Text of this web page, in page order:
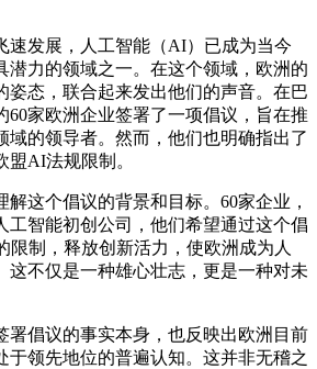
发展，人工智能（AI）已成为当今
潜力的领域之一。在这个领域，欧洲的
姿态，联合起来发出他们的声音。在巴
60家欧洲企业签署了一项倡议，旨在推
域的领导者。然而，他们也明确指出了
AI法规限制。
这个倡议的背景和目标。60家企业，
工智能初创公司，他们希望通过这个倡
限制，释放创新活力，使欧洲成为人
这不仅是一种雄心壮志，更是一种对未
倡议的事实本身，也反映出欧洲目前
于领先地位的普遍认知。这并非无稽之